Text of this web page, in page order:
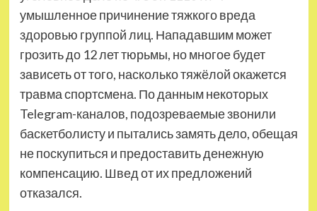
умышленное причинение тяжкого вреда
здоровью группой лиц. Нападавшим может
грозить до 12 лет тюрьмы, но многое будет
зависеть от того, насколько тяжёлой окажется
травма спортсмена. По данным некоторых
Telegram-каналов, подозреваемые звонили
баскетболисту и пытались замять дело, обещая
не поскупиться и предоставить денежную
компенсацию. Швед от их предложений
отказался.